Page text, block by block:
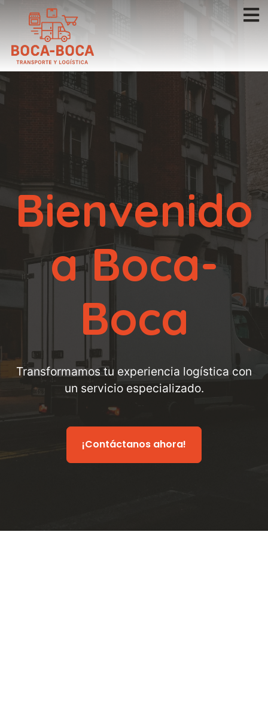
Bienvenido
a Boca-
Boca
Transformamos tu experiencia logística con
un servicio especializado.
¡Contáctanos ahora!